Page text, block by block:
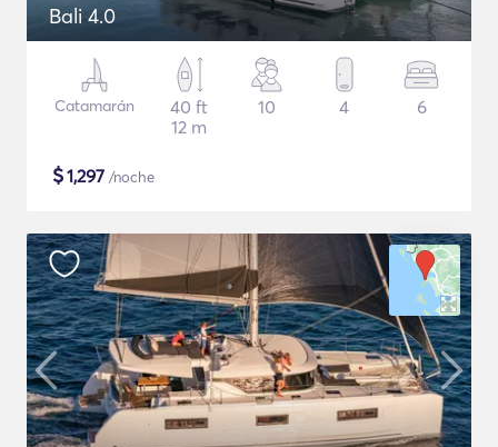
Bali 4.0
Catamarán
40 ft
12 m
10 4 6
$1,297 /noche